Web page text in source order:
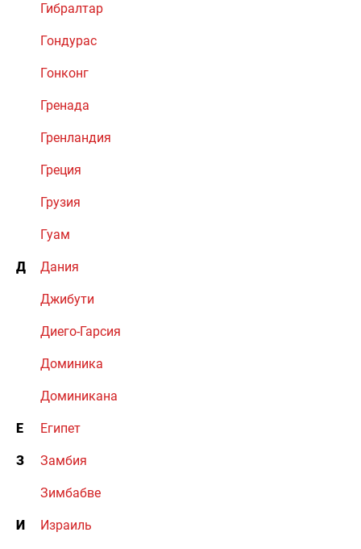
Гибралтар
Гондурас
Гонконг
Гренада
Гренландия
Греция
Грузия
Гуам
Д Дания
Джибути
Диего-Гарсия
Доминика
Доминикана
Е Египет
З Замбия
Зимбабве
И Израиль